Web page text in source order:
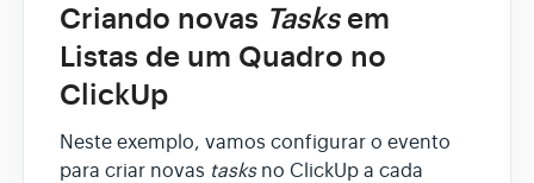
Criando novas Tasksem
Listas de um Quadro no
ClickUp
Neste exemplo, vamos configurar o evento
para criar novas tasksno ClickUp a cada